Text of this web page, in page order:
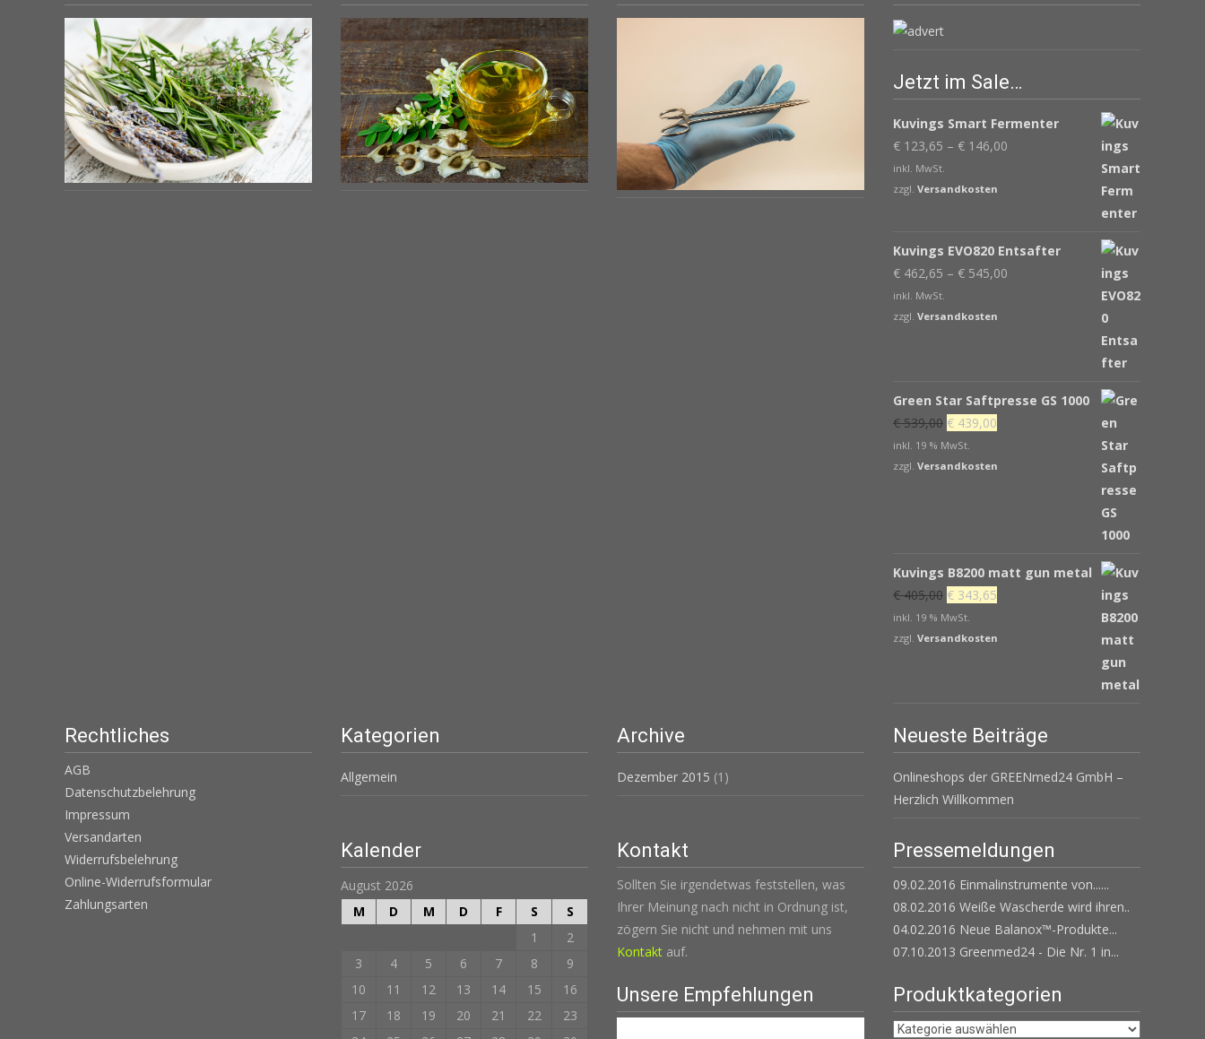
Jetzt im Sale…
Kuvings Smart Fermenter
€ 123,65 – € 146,00
inkl. MwSt.
zzgl. Versandkosten
Kuvings EVO820 Entsafter
€ 462,65 – € 545,00
inkl. MwSt.
zzgl. Versandkosten
Green Star Saftpresse GS 1000
€539,00 Ursprünglicher
Preis
war:
€ 439,00
ist:
inkl. 19 % MwSt.
zzgl. Versandkosten
Kuvings B8200 matt gun metal
€405,00 Ursprünglicher
Preis
war:
€ 343,65
ist:
inkl. 19 % MwSt.
zzgl. Versandkosten
Rechtliches
AGB
Datenschutzbelehrung
Impressum
Versandarten
Widerrufsbelehrung
Online-Widerrufsformular
Zahlungsarten
Kategorien
Allgemein
Archive
Dezember 2015 (1)
Neueste Beiträge
Onlineshops der GREENmed24 GmbH –
Herzlich Willkommen
Kalender
August 2026
M
D M D F S
S
1
2
3
4 5 6 7 8
9
10
11 12 13 14 15
16
17
18 19 20 21 22
23
Kontakt
Sollten Sie irgendetwas feststellen, was
Ihrer Meinung nach nicht in Ordnung ist,
zögern Sie nicht und nehmen mit uns
Kontakt auf.
Pressemeldungen
09.02.2016 Einmalinstrumente von......
08.02.2016 Weiße Wascherde wird ihren..
04.02.2016 Neue Balanox™-Produkte...
07.10.2013 Greenmed24 - Die Nr. 1 in...
Unsere Empfehlungen Produktkategorien